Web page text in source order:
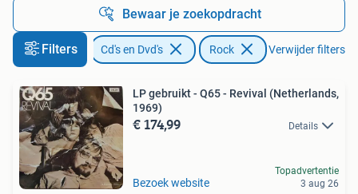
Bewaar je zoekopdracht
Filters Cd's en Dvd's Rock Verwijder filters
LP gebruikt - Q65 - Revival (Netherlands,
1969)
€ 174,99 Details
Bezoek website
Topadvertentie
3 aug 26